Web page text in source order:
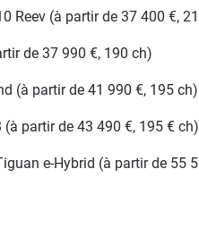
Reev (à partir de 37 400 €,
de 37 990 €, 190 ch)
(à partir de 41 990 €, 195 ch)
(à partir de 43 490 €, 195 € ch)
e-Hybrid (à partir de 55